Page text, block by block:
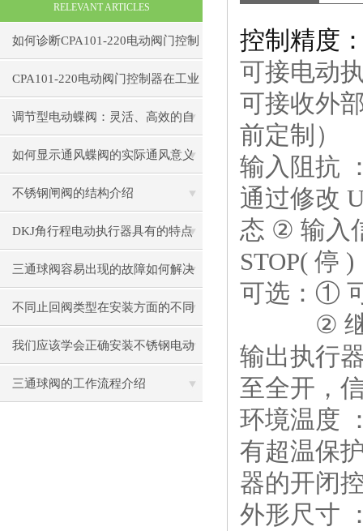
RELEVANT ARTICLES
如何诊断CPA101-220电动阀门控制
器的通信故障？
CPA101-220电动阀门控制器在工业
自动化中的应用
调节型电动蝶阀：灵活、高效的自
动化解决方案
如何显示通风蝶阀的实际通风意义
不锈钢闸阀的结构介绍
DKJ角行程电动执行器具有的特点
三通球阀容易出现的故障如何解决
不同止回阀类型在安装方面的不同
之处
我们应该学会正确安装不锈钢电动
蝶阀
三通球阀的工作流程介绍
控制精度
可接电动
可接收外
前定制）
输入阻抗
通过修改
态 ② 输入
STOP( 停 )
可选：①
②
输出执行
至全开，
环境温度
有超温保
器的开闭
外形尺寸